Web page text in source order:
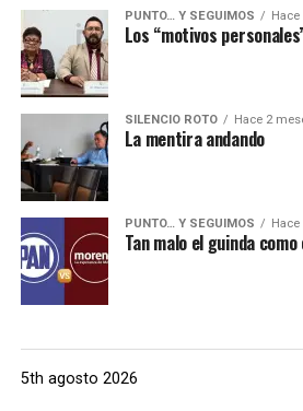
PUNTO… Y SEGUIMOS
Los “motivos
SILENCIO ROTO Hace 2
La mentira andando
PUNTO… Y SEGUIMOS
Tan malo el guinda
5th agosto 2026